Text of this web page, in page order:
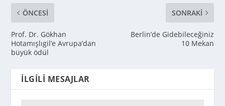
ÖNCESI
Prof. Dr. Gökhan
Hotamışlıgil’e Avrupa’dan
büyük ödül
SONRAKI
Berlin’de Gidebileceğiniz
10 Mekan
İLGILI MESAJLAR